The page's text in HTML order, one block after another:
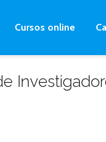
Cursos online